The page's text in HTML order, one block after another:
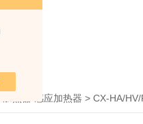
加热器/感应加热器 > CX-HA/